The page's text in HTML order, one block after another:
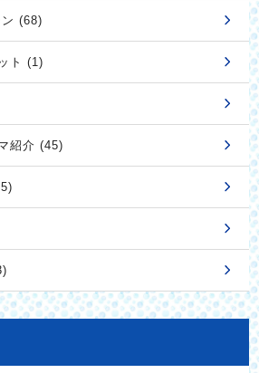
(68)
ト (1)
紹介 (45)